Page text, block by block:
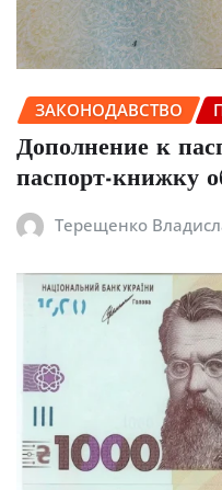
ЗАКОНОДАВСТВО
Дополнение к
паспорт-книжку
Терещенко